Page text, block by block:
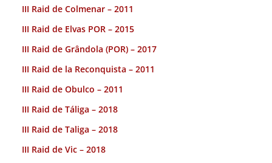
III Raid de Colmenar – 2011
III Raid de Elvas POR – 2015
III Raid de Grândola (POR) – 2017
III Raid de la Reconquista – 2011
III Raid de Obulco – 2011
III Raid de Táliga – 2018
III Raid de Taliga – 2018
III Raid de Vic – 2018